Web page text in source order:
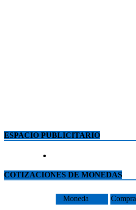
ESPACIO PUBLICITARIO
COTIZACIONES DE MONEDAS
Moneda Compra